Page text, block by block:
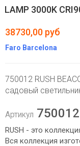
LAMP 3000K
38730,00 руб
Faro Barcelona
750012 RUSH
садовый
Артикул 750012
RUSH - это
Вся коллекция